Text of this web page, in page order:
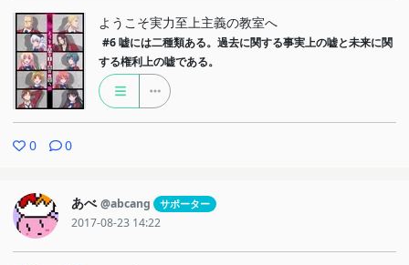
ようこそ実力至上主義の教室へ
#6 嘘には二種類ある。過去に関する事実上の嘘と未来に関
する権利上の嘘である。
0 0
あべ @abcang サポーター
2017-08-23 14:22